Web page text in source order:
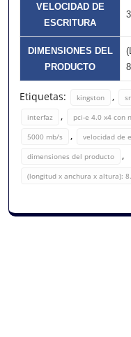
VELOCIDAD DE
ESCRITURA
DIMENSIONES DEL
PRODUCTO
Etiquetas: kingston ,
interfaz , pci-e 4.0 x4 con
5000 mb/s , velocidad de
dimensiones del producto ,
(longitud x anchura x altura):